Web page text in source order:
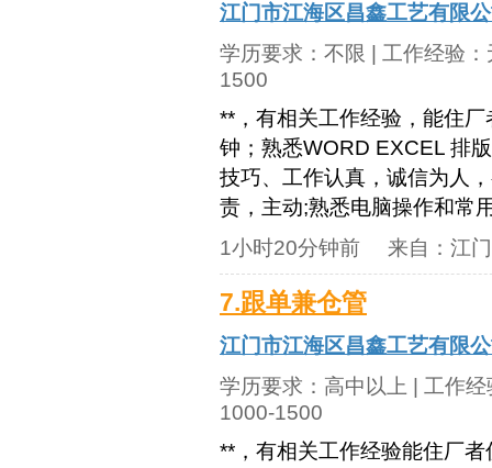
江门市江海区昌鑫工艺有限
学历要求： 不限 | 工作经验：
1500
**，有相关工作经验，能住
钟；熟悉WORD EXCEL 排
技巧、工作认真，诚信为人
责，主动;熟悉电脑操作和常
1小时20分钟前 来自： 江
7.跟单兼仓管
江门市江海区昌鑫工艺有限
学历要求： 高中以上 | 工作
1000-1500
**，有相关工作经验能住厂